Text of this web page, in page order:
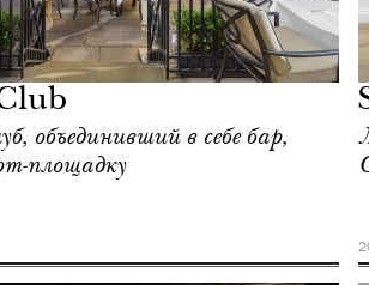
объединивший в себе бар,
площадку